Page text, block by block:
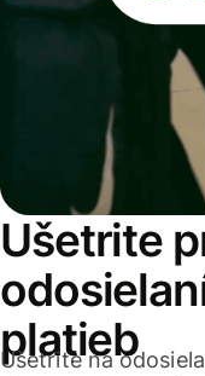
Ušetrite
platieb
Ušetrite na